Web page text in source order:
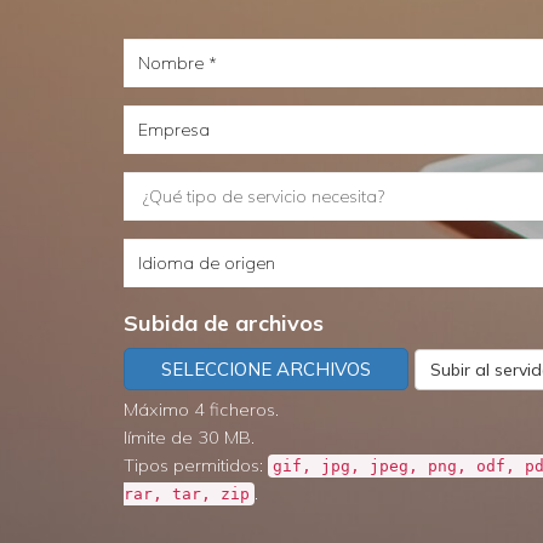
Nombre
Empresa
¿Qué
tipo
de
necesita?
Idioma
de
origen
Subida de archivos
SELECCIONE ARCHIVOS
Subir al
Máximo 4 ficheros.
límite de 30 MB.
Tipos permitidos: gif, jpg, jpeg, png, odf,
rar, tar, zip .